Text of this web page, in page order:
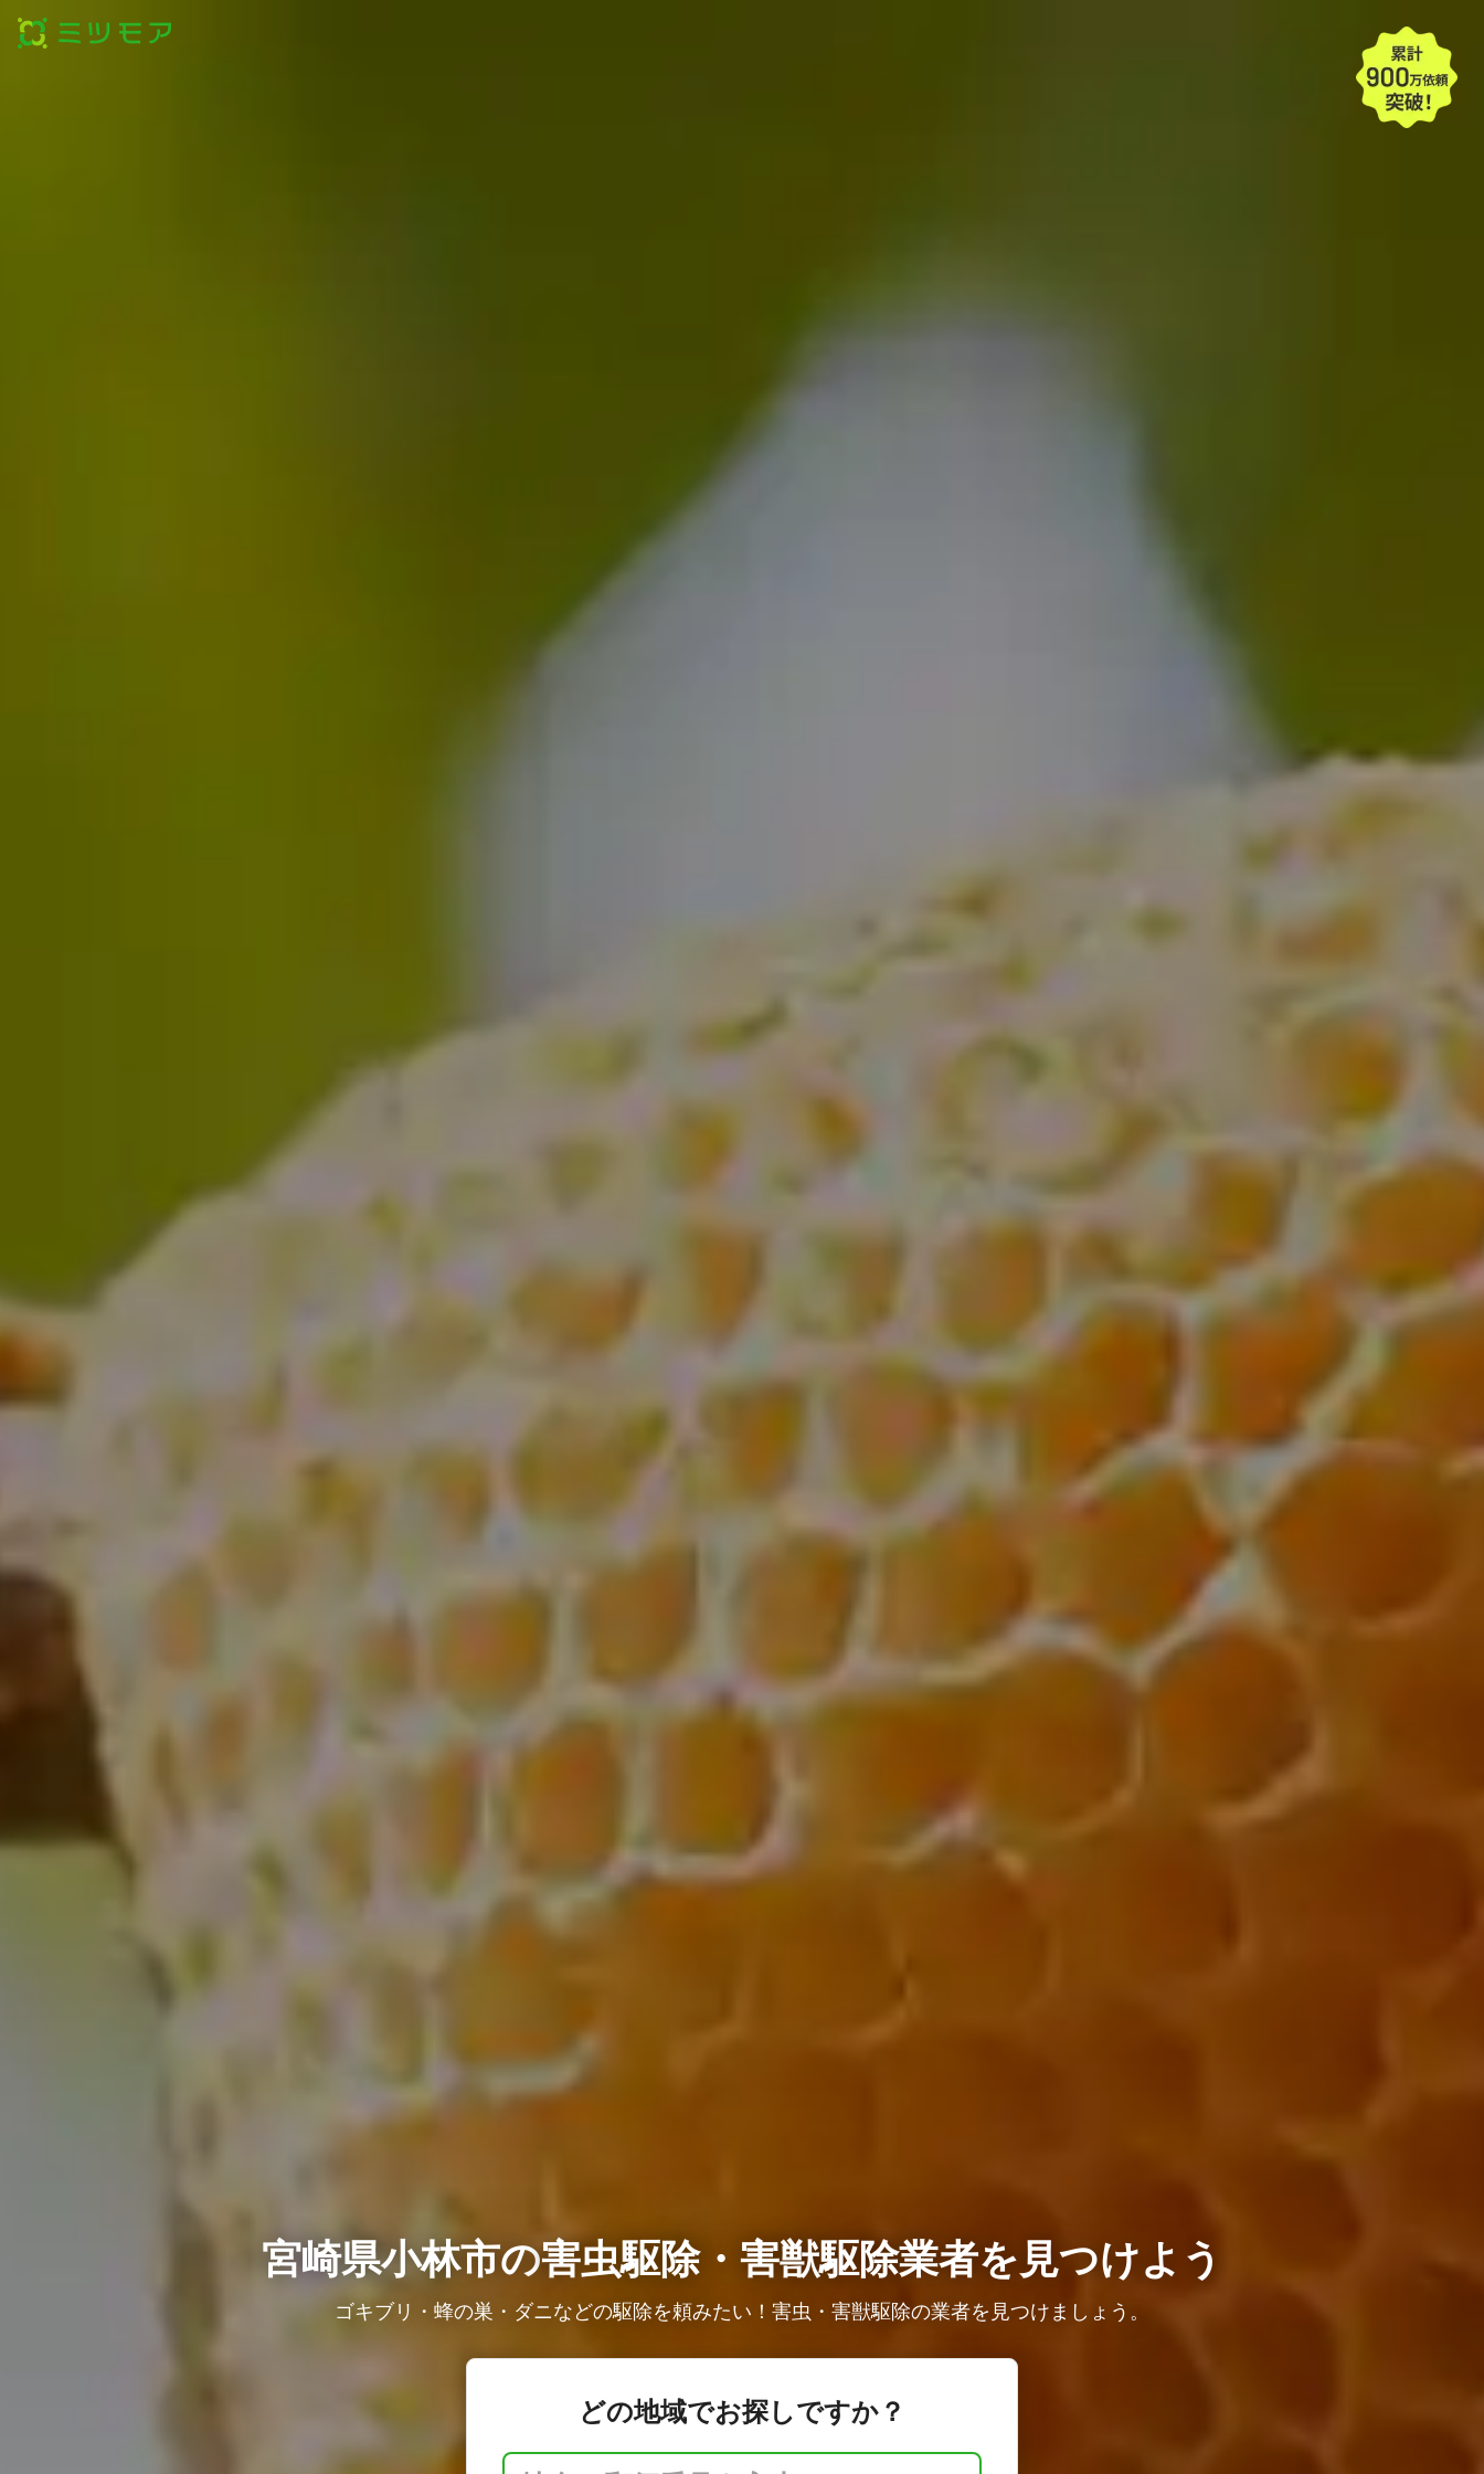
宮崎県小林市の害虫駆除・害獣駆除業者を見つけよう
ゴキブリ・蜂の巣・ダニなどの駆除を頼みたい！害虫・害獣駆除の業者を見つけましょう。
どの地域でお探しですか？